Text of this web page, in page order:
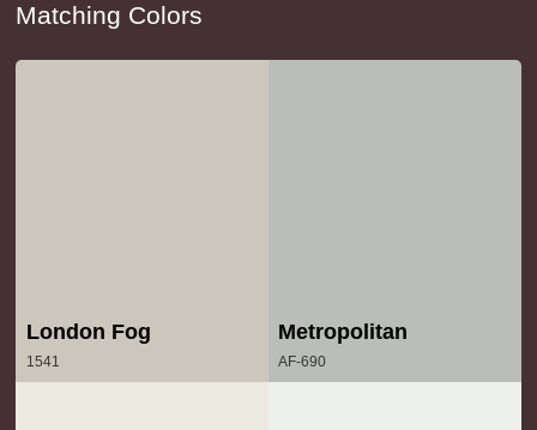
Matching Colors
London Fog
1541
Metropolitan
AF-690